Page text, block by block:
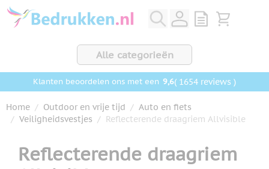
Ga naar de inhoud
View quote,
Bekijk
Alle categorieën
Klanten beoordelen ons met een 9,6( 1654 reviews )
Home / Outdoor en vrije tijd / Auto en fiets
/ Veiligheidsvestjes / Reflecterende draagriem Allvisible
Reflecterende draagriem